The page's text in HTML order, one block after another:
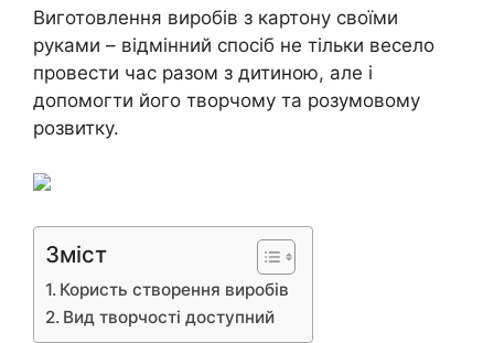
Виготовлення виробів з картону своїми
руками – відмінний спосіб не тільки весело
провести час разом з дитиною, але і
допомогти його творчому та розумовому
розвитку.
Зміст
Користь створення виробів
Вид творчості доступний